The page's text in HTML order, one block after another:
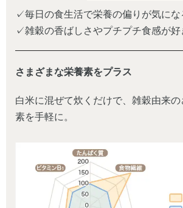
✓毎日の食生活で栄養の偏りが気にな
✓雑穀の香ばしさやプチプチ食感が
さまざまな栄養素をプラス
白米に混ぜて炊くだけで、雑穀由来
素を手軽に。